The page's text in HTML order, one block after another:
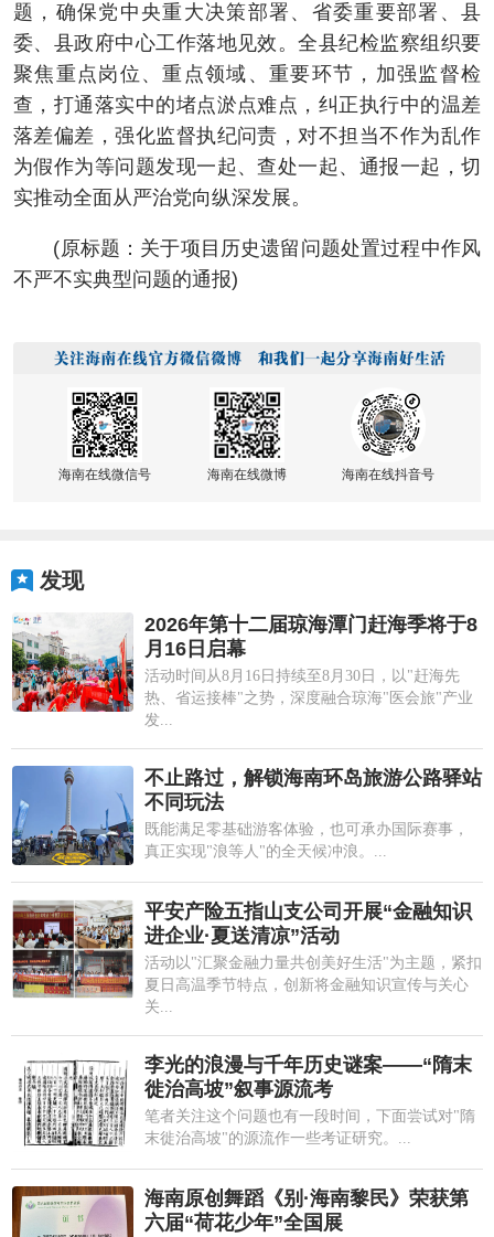
题，确保党中央重大决策部署、省委重要部署、县
委、县政府中心工作落地见效。全县纪检监察组织要
聚焦重点岗位、重点领域、重要环节，加强监督检
查，打通落实中的堵点淤点难点，纠正执行中的温差
落差偏差，强化监督执纪问责，对不担当不作为乱作
为假作为等问题发现一起、查处一起、通报一起，切
实推动全面从严治党向纵深发展。
(原标题：关于项目历史遗留问题处置过程中作风
不严不实典型问题的通报)
海南在线微信号 海南在线微博 海南在线抖音号
发现
2026年第十二届琼海潭门赶海季将于8
月16日启幕
活动时间从8月16日持续至8月30日，以"赶海先
热、省运接棒"之势，深度融合琼海"医会旅"产业
发...
不止路过，解锁海南环岛旅游公路驿站
不同玩法
既能满足零基础游客体验，也可承办国际赛事，
真正实现"浪等人"的全天候冲浪。...
平安产险五指山支公司开展“金融知识
进企业·夏送清凉”活动
活动以"汇聚金融力量共创美好生活"为主题，紧扣
夏日高温季节特点，创新将金融知识宣传与关心
关...
李光的浪漫与千年历史谜案——“隋末
徙治高坡”叙事源流考
笔者关注这个问题也有一段时间，下面尝试对"隋
末徙治高坡"的源流作一些考证研究。...
海南原创舞蹈《别·海南黎民》荣获第
六届“荷花少年”全国展